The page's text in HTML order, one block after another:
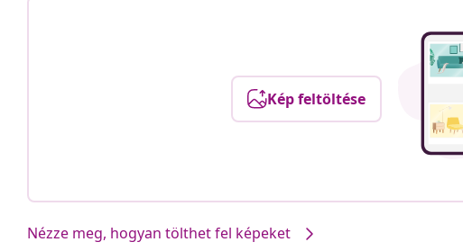
Kép feltöltése
Nézze meg, hogyan tölthet fel képeket